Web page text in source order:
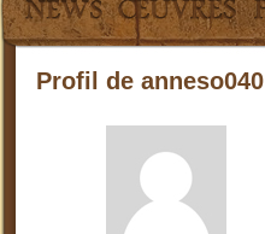
Profil de anneso040